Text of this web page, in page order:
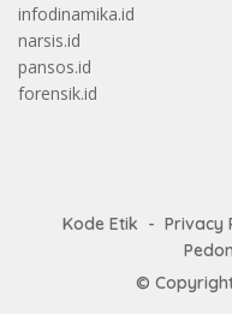
infodinamika.id
narsis.id
pansos.id
forensik.id
Kode Etik Privacy
©